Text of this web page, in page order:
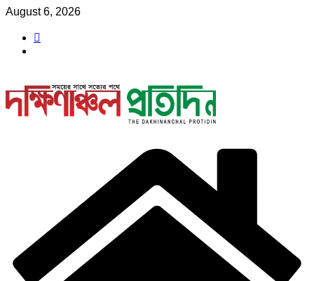
Skip
content
August 6, 2026